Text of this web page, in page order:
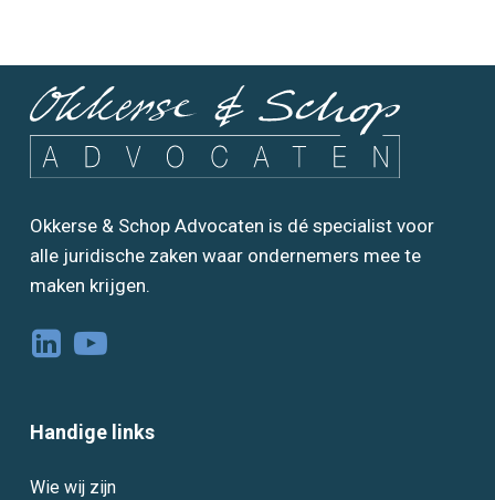
Okkerse & Schop Advocaten is dé specialist voor
alle juridische zaken waar ondernemers mee te
maken krijgen.
Handige links
Wie wij zijn